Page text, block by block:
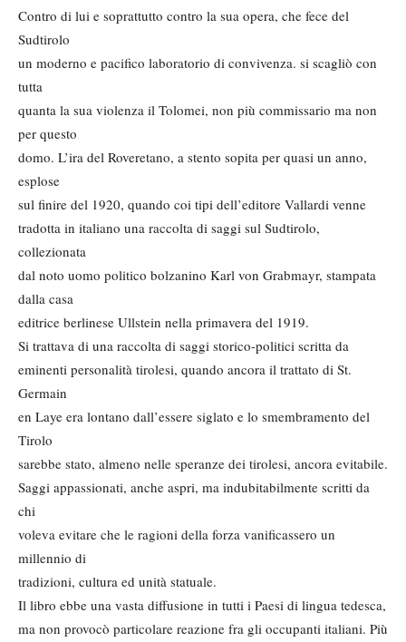
Contro di lui e soprattutto contro la sua opera, che fece del
Sudtirolo
un moderno e pacifico laboratorio di convivenza. si scagliò con
tutta
quanta la sua violenza il Tolomei, non più commissario ma non
per questo
domo. L’ira del Roveretano, a stento sopita per quasi un anno,
esplose
sul finire del 1920, quando coi tipi dell’editore Vallardi venne
tradotta in italiano una raccolta di saggi sul Sudtirolo,
collezionata
dal noto uomo politico bolzanino Karl von Grabmayr, stampata
dalla casa
editrice berlinese Ullstein nella primavera del 1919.
Si trattava di una raccolta di saggi storico-politici scritta da
eminenti personalità tirolesi, quando ancora il trattato di St.
Germain
en Laye era lontano dall’essere siglato e lo smembramento del
Tirolo
sarebbe stato, almeno nelle speranze dei tirolesi, ancora evitabile.
Saggi appassionati, anche aspri, ma indubitabilmente scritti da
chi
voleva evitare che le ragioni della forza vanificassero un
millennio di
tradizioni, cultura ed unità statuale.
Il libro ebbe una vasta diffusione in tutti i Paesi di lingua tedesca,
ma non provocò particolare reazione fra gli occupanti italiani. Più